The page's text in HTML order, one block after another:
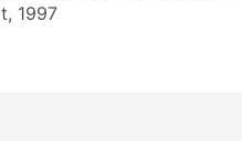
1997